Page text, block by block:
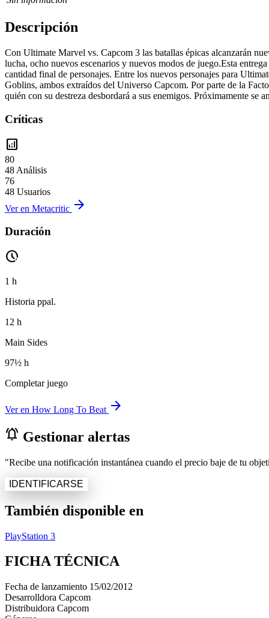
Descripción
Con Ultimate Marvel vs. Capcom 3 las batallas épicas alcanzarán
lucha, ocho nuevos escenarios y nuevos modos de juego.Esta
cantidad final de personajes. Entre los nuevos personajes para
Goblins, ambos extraídos del Universo Capcom. Por parte de la
quién con su destreza desbordará a sus enemigos. Próximamente se
Críticas
analytics
80
48 Análisis
76
48 Usuarios
Ver en Metacritic arrow_forward
Duración
pace
1 h
Historia ppal.
12 h
Main Sides
97½ h
Completar juego
Ver en How Long To Beat arrow_forward
notifications_active Gestionar alertas
"Recibe una notificación instantánea cuando el precio baje de tu
IDENTIFICARSE
También disponible en
PlayStation 3
FICHA TÉCNICA
Fecha de lanzamiento 15/02/2012
Desarrolldora Capcom
Distribuidora Capcom